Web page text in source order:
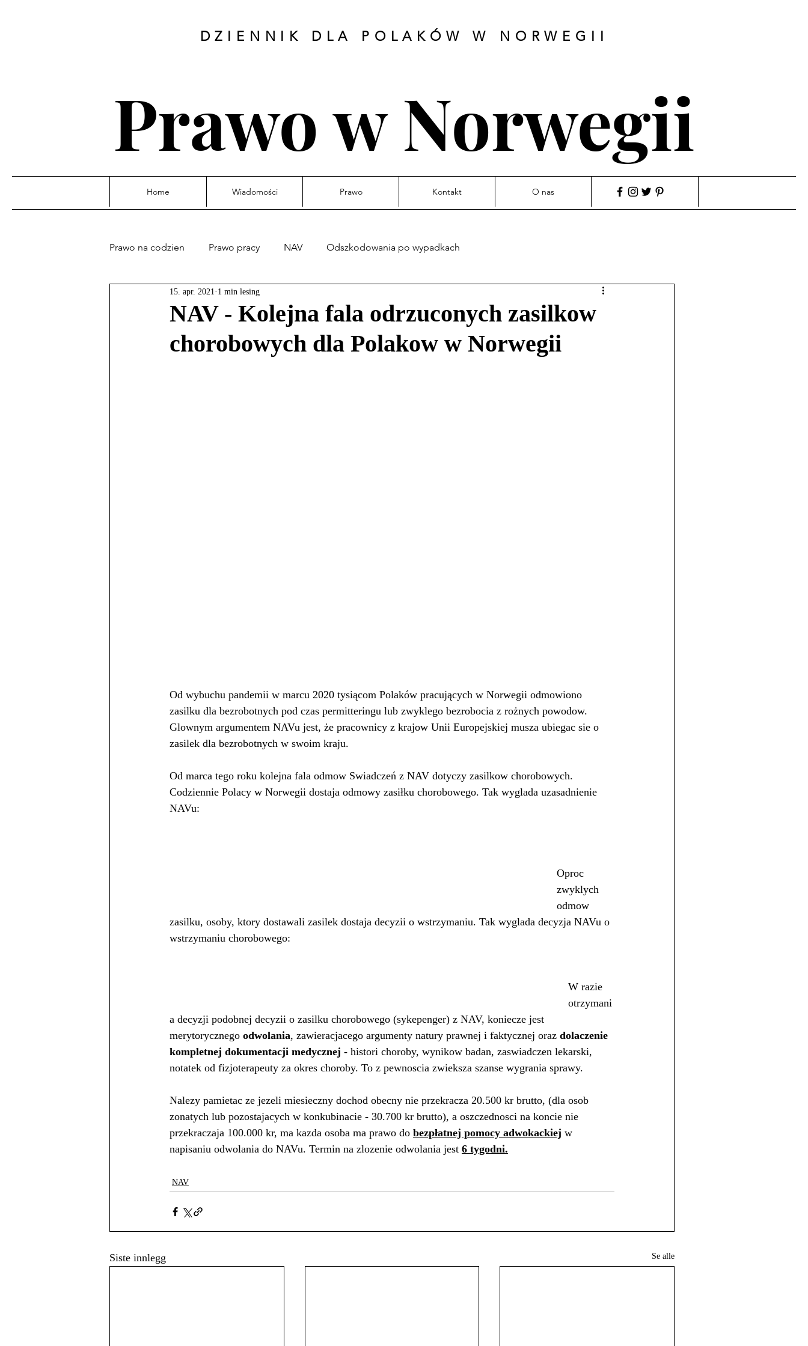
DZIENNIK DLA POLAKÓW W NORWEGII
Prawo w Norwegii
Home Wiadomości Prawo Kontakt O nas
Prawo na codzien Prawo pracy NAV Odszkodowania po wypadkach
NAV - Kolejna fala odrzuconych zasilkow
chorobowych dla Polakow w Norwegii
15. apr. 2021 1 min lesing
Od wybuchu pandemii w marcu 2020 tysiącom Polaków pracujących w Norwegii odmowiono
zasilku dla bezrobotnych pod czas permitteringu lub zwyklego bezrobocia z rożnych powodow.
Glownym argumentem NAVu jest, że pracownicy z krajow Unii Europejskiej musza ubiegac sie o
zasilek dla bezrobotnych w swoim kraju.
Od marca tego roku kolejna fala odmow Swiadczeń z NAV dotyczy zasilkow chorobowych.
Codziennie Polacy w Norwegii dostaja odmowy zasiłku chorobowego. Tak wyglada uzasadnienie
NAVu:
Oproc
zwyklych
odmow
zasilku, osoby, ktory dostawali zasilek dostaja decyzii o wstrzymaniu. Tak wyglada decyzja NAVu o
wstrzymaniu chorobowego:
W razie
otrzymani
a decyzji podobnej decyzii o zasilku chorobowego (sykepenger) z NAV, koniecze jest
merytorycznego odwolania, zawieracjacego argumenty natury prawnej i faktycznej oraz dolaczenie
kompletnej dokumentacji medycznej - histori choroby, wynikow badan, zaswiadczen lekarski,
notatek od fizjoterapeuty za okres choroby. To z pewnoscia zwieksza szanse wygrania sprawy.
Nalezy pamietac ze jezeli miesieczny dochod obecny nie przekracza 20.500 kr brutto, (dla osob
zonatych lub pozostajacych w konkubinacie - 30.700 kr brutto), a oszczednosci na koncie nie
przekraczaja 100.000 kr, ma kazda osoba ma prawo do bezpłatnej pomocy adwokackiej w
napisaniu odwolania do NAVu. Termin na zlozenie odwolania jest 6 tygodni.
NAV
Siste innlegg Se alle